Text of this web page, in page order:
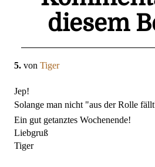
diesem
5. von Tiger
Jep!
Solange man nicht "aus der Rolle
Ein gut getanztes Wochenende!
Liebgruß
Tiger